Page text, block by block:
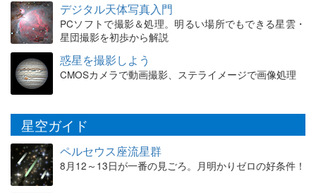
デジタル天体写真入門
PCソフトで撮影＆処理。明るい場所でもできる星雲・
星団撮影を初歩から解説
惑星を撮影しよう
CMOSカメラで動画撮影、ステライメージで画像処理
星空ガイド
ペルセウス座流星群
8月12～13日が一番の見ごろ。月明かりゼロの好条件！